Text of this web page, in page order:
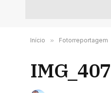
Início » Fotorreportagem